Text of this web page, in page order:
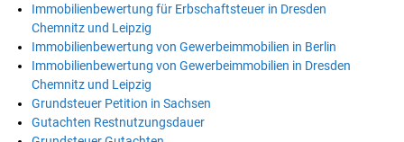
Immobilienbewertung für Erbschaftsteuer in Dresden
Chemnitz und Leipzig
Immobilienbewertung von Gewerbeimmobilien in Berlin
Immobilienbewertung von Gewerbeimmobilien in Dresden
Chemnitz und Leipzig
Grundsteuer Petition in Sachsen
Gutachten Restnutzungsdauer